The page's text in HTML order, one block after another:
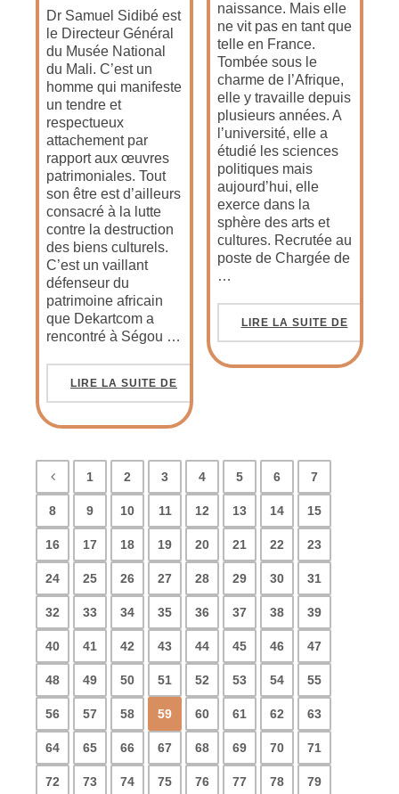
Dr Samuel Sidibé est
le Directeur Général
du Musée National
du Mali. C’est un
homme qui manifeste
un tendre et
respectueux
attachement par
rapport aux œuvres
patrimoniales. Tout
son être est d’ailleurs
consacré à la lutte
contre la destruction
des biens culturels.
C’est un vaillant
défenseur du
patrimoine africain
que Dekartcom a
rencontré à Ségou …
LIRE LA SUITE DE
naissance. Mais elle
ne vit pas en tant que
telle en France.
Tombée sous le
charme de l’Afrique,
elle y travaille depuis
plusieurs années. A
l’université, elle a
étudié les sciences
politiques mais
aujourd’hui, elle
exerce dans la
sphère des arts et
cultures. Recrutée au
poste de Chargée de
…
LIRE LA SUITE DE
1 2 3 4 5 6 7
8 9 10 11 12 13 14 15
16 17 18 19 20 21 22 23
24 25 26 27 28 29 30 31
32 33 34 35 36 37 38 39
40 41 42 43 44 45 46 47
48 49 50 51 52 53 54 55
56 57 58 59 60 61 62 63
64 65 66 67 68 69 70 71
72 73 74 75 76 77 78 79